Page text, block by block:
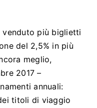
venduto più biglietti
del 2,5% in più
meglio,
2017 –
annuali:
titoli di viaggio